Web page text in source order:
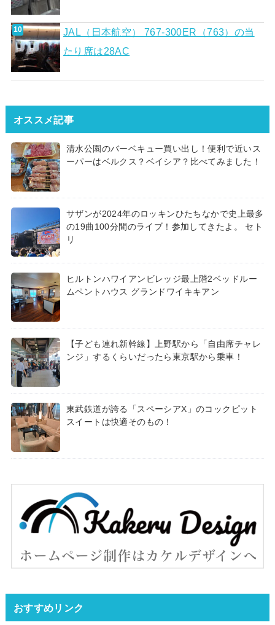
JAL（日本航空） 767-300ER（763）の当
たり席は28AC
オススメ記事
清水公園のバーベキュー買い出し！便利で近いス
ーパーはベルクス？ベイシア？比べてみました！
サザンが2024年のロッキンひたちなかで史上最多
の19曲100分間のライブ！参加してきたよ。 セト
リ
ヒルトンハワイアンビレッジ最上階2ベッドルー
ムペントハウス グランドワイキキアン
【子ども連れ新幹線】上野駅から「自由席チャレ
ンジ」するくらいだったら東京駅から乗車！
東武鉄道が誇る「スペーシアX」のコックピット
スイートは快適そのもの！
おすすめリンク